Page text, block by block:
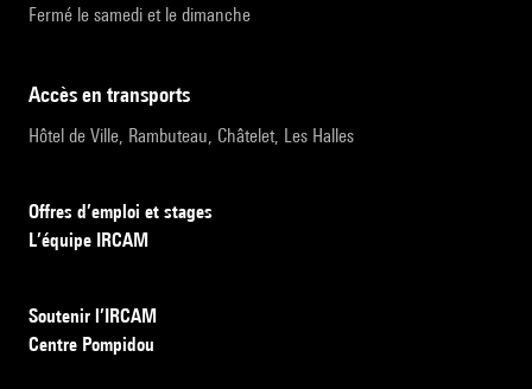
Fermé le samedi et le dimanche
accès en transports
Hôtel de Ville, Rambuteau, Châtelet, Les Halles
Offres d’emploi et stages
L’équipe IRCAM
Soutenir l’IRCAM
Centre Pompidou